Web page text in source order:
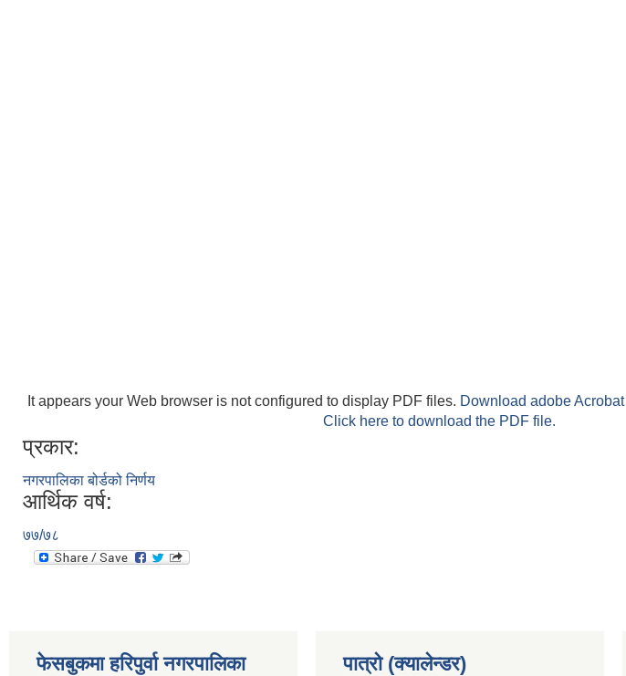
It appears your Web browser is not configured to display PDF files. Download adobe Acrobat
Click here to download the PDF file.
प्रकार:
नगरपालिका बोर्डको निर्णय
आर्थिक वर्ष:
७७/७८
फेसबुकमा हरिपुर्वा नगरपालिका पात्रो (क्यालेन्डर)